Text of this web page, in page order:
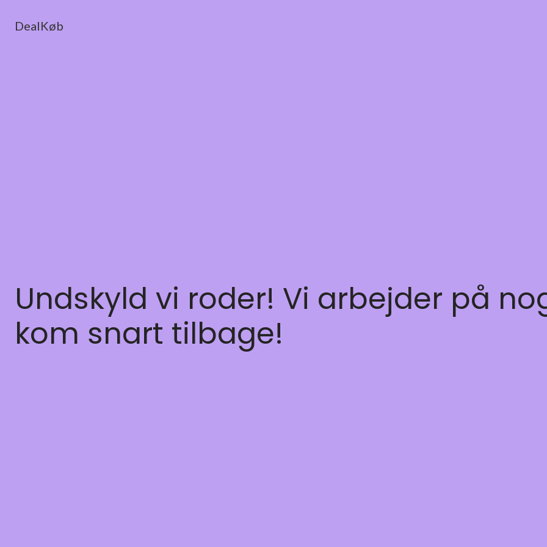
DealKøb
Undskyld vi roder! Vi arbejder på
kom snart tilbage!